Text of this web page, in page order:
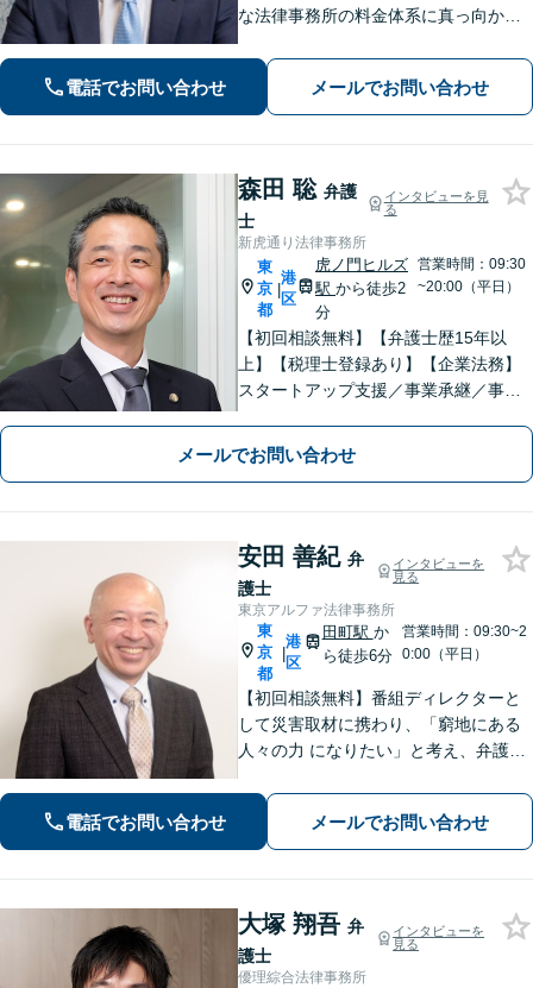
な法律事務所の料金体系に真っ向から
だきます。法律相談では、顧客目線を
徹底し、分かりやすい説明を行いま
す。
電話でお問い合わせ メールでお問い合わせ
森田 聡 弁護
士
インタビューを見
る
新虎通り法律事務所
東
京
都
|
港
区
虎ノ門ヒルズ
駅 から徒歩2
分
営業時間：09:30
~20:00（平日）
【初回相談無料】【弁護士歴15年以
上】【税理士登録あり】【企業法務】
スタートアップ支援／事業承継／事業
言】【不動産】相続や不動産の分野の
経験は豊富です【夜間・休日面談応相
メールでお問い合わせ
安田 善紀 弁
護士
インタビューを
見る
東京アルファ法律事務所
東
京
都
|
港
区
田町駅 か
ら徒歩6分
営業時間：09:30~2
0:00（平日）
【初回相談無料】番組ディレクターと
して災害取材に携わり、「窮地にある
人々の力 になりたい」と考え、弁護士
る」という信念は、離婚・相続等の家
事案件から企業法務まですべての案件
に共 通する原動力だと考えています。
電話でお問い合わせ メールでお問い合わせ
大塚 翔吾 弁
護士
インタビューを
見る
優理綜合法律事務所